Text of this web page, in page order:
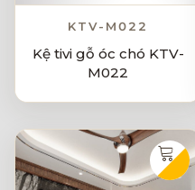
KTV-M022
Kệ tivi gỗ óc chó KTV-
M022